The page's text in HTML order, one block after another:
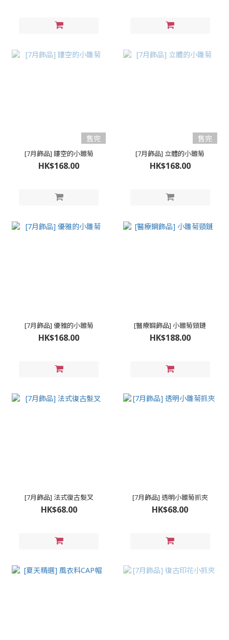
售完
[7月飾品] 鏤空的小雛菊
HK$168.00
售完
[7月飾品] 立體的小雛菊
HK$168.00
[7月飾品] 優雅的小雛菊
HK$168.00
[醫療鋼飾品] 小雛菊頸鏈
HK$188.00
[7月飾品] 法式復古髮叉
HK$68.00
[7月飾品] 透明小雛菊抓夾
HK$68.00